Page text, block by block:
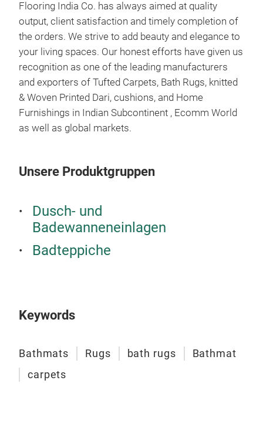
Flooring India Co. has always aimed at quality
output, client satisfaction and timely completion of
the orders. We strive to add beauty and elegance to
your living spaces. Our honest efforts have given us
recognition as one of the leading manufacturers
and exporters of Tufted Carpets, Bath Rugs, knitted
& Woven Printed Dari, cushions, and Home
Furnishings in Indian Subcontinent , Ecomm World
as well as global markets.
Unsere Produktgruppen
Dusch- und
Badewanneneinlagen
Badteppiche
Keywords
Bathmats Rugs bath rugs
Bathmat
carpets